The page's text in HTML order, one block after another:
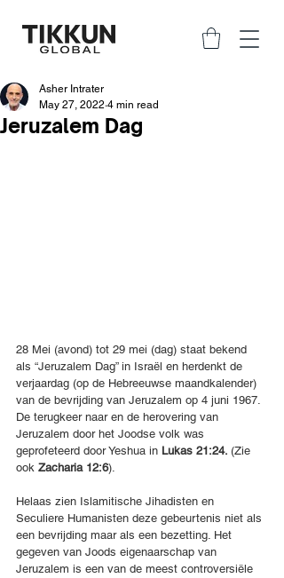
Jeruzalem Dag
Asher Intrater
May 27, 2022 4 min read
28 Mei (avond) tot 29 mei (dag) staat bekend
als “Jeruzalem Dag” in Israël en herdenkt de
verjaardag (op de Hebreeuwse maandkalender)
van de bevrijding van Jeruzalem op 4 juni 1967.
De terugkeer naar en de herovering van
Jeruzalem door het Joodse volk was
geprofeteerd door Yeshua in Lukas 21:24. (Zie
ook Zacharia 12:6).
Helaas zien Islamitische Jihadisten en
Seculiere Humanisten deze gebeurtenis niet als
een bevrijding maar als een bezetting. Het
gegeven van Joods eigenaarschap van
Jeruzalem is een van de meest controversiële